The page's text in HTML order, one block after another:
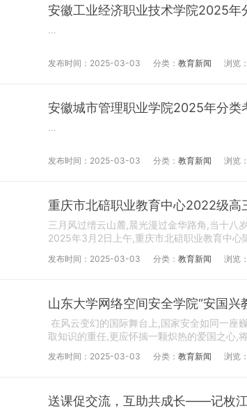
安徽工业经济职业技术学院2025
...
发布时间：2025-03-03 分类： 教育新闻 浏览
安徽城市管理职业学院2025年分类
...
发布时间：2025-03-03 分类： 教育新闻 浏览
重庆市北碚职业教育中心2022级
三月风过缙云山麓,晨光漫过金华路角,当十八
2025年3月2日上午,重庆市北碚职业教育中心
发布时间：2025-03-03 分类： 教育新闻 浏览
山东大学网络空间安全学院“安国
在风云变幻的国际舞台上,国家安全如同一座
取知识的重任,更应怀揣一颗炽热的爱国之心,
发布时间：2025-03-03 分类： 教育新闻 浏览
送课促交流，互助共成长——记枚